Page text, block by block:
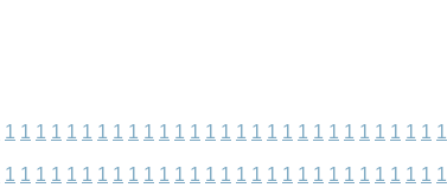
1 1 1 1 1 1 1 1 1 1 1 1 1 1 1 1 1 1 1 1 1 1 1 1 1 1 1 1 1
1 1 1 1 1 1 1 1 1 1 1 1 1 1 1 1 1 1 1 1 1 1 1 1 1 1 1 1 1